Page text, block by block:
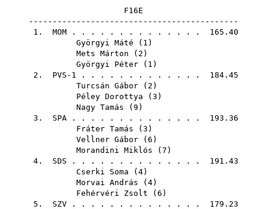
F16E
--------------------------------------------
1. MOM . . . . . . . . . . . . . . 165.40
Györgyi Máté ( 1 )
Mets Márton ( 2 )
Györgyi Péter ( 1 )
2. PVS-1 . . . . . . . . . . . . . 184.45
Turcsán Gábor ( 2 )
Péley Dorottya ( 3 )
Nagy Tamás ( 9 )
3. SPA . . . . . . . . . . . . . . 193.36
Fráter Tamás ( 3 )
Vellner Gábor ( 6 )
Morandini Miklós ( 7 )
4. SDS . . . . . . . . . . . . . . 191.43
Cserki Soma ( 4)
Morvai András ( 4)
Fehérvéri Zsolt ( 6 )
5. SZV . . . . . . . . . . . . . . 179.23